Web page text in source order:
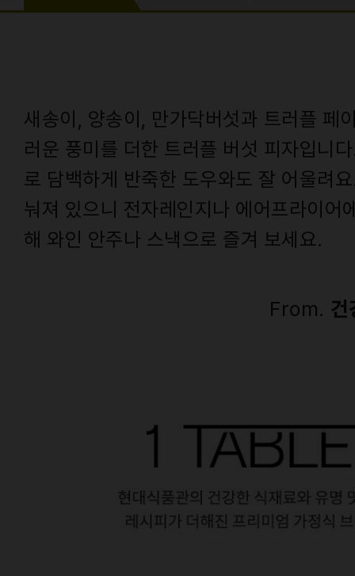
새송이, 양송이, 만가닥버섯과 트러플 페
러운 풍미를 더한 트러플 버섯 피자입니
로 담백하게 반죽한 도우와도 잘 어울려
눠져 있으니 전자레인지나 에어프라이어
해 와인 안주나 스낵으로 즐겨 보세요.
From. 건